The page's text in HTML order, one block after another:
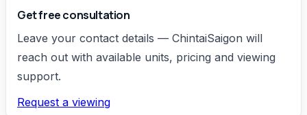
Get free consultation
Leave your contact details — ChintaiSaigon will
reach out with available units, pricing and viewing
support.
Request a viewing